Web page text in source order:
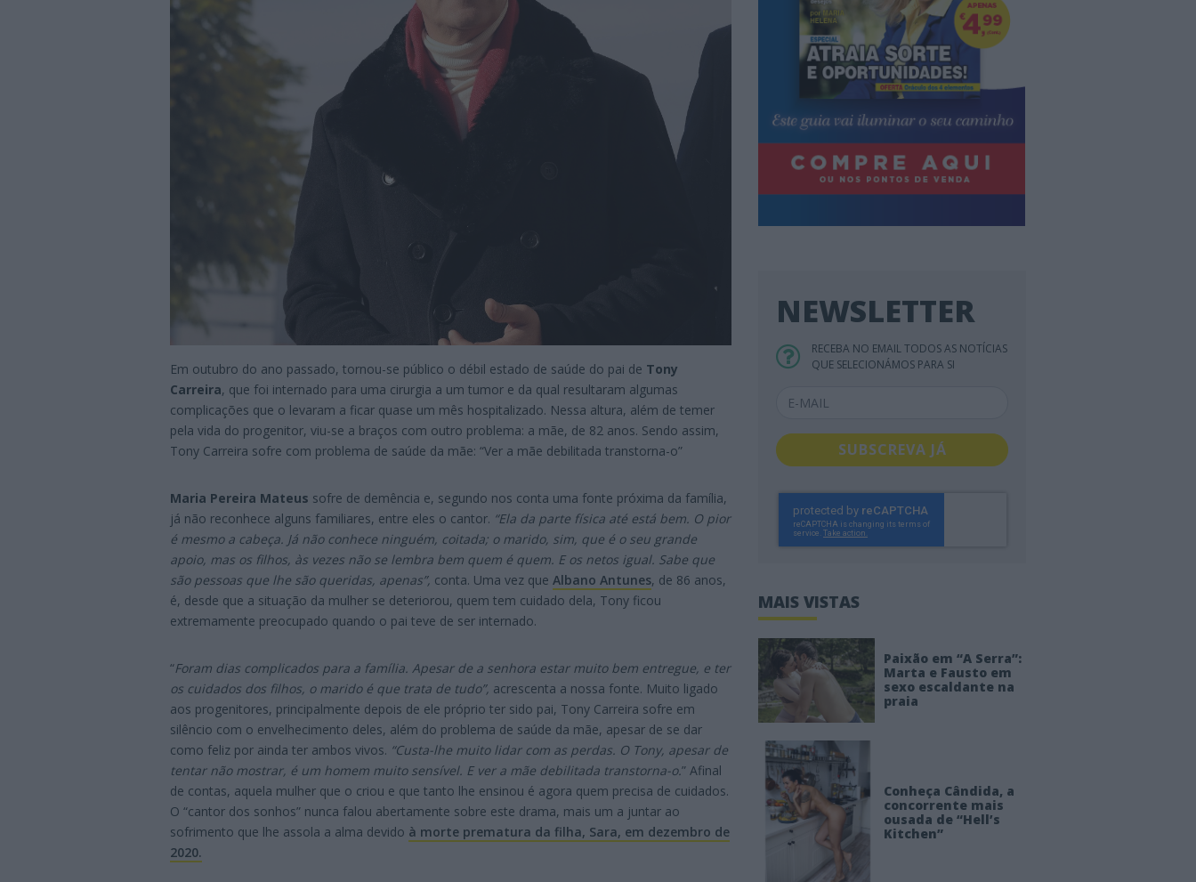
Em outubro do ano passado, tornou-se público o débil estado de saúde do pai de Tony
Carreira, que foi internado para uma cirurgia a um tumor e da qual resultaram algumas
complicações que o levaram a ficar quase um mês hospitalizado. Nessa altura, além de temer
pela vida do progenitor, viu-se a braços com outro problema: a mãe, de 82 anos. Sendo assim,
Tony Carreira sofre com problema de saúde da mãe: “Ver a mãe debilitada transtorna-o”
Maria Pereira Mateus sofre de demência e, segundo nos conta uma fonte próxima da família,
já não reconhece alguns familiares, entre eles o cantor. “Ela da parte física até está bem. O pior
é mesmo a cabeça. Já não conhece ninguém, coitada; o marido, sim, que é o seu grande
apoio, mas os filhos, às vezes não se lembra bem quem é quem. E os netos igual. Sabe que
são pessoas que lhe são queridas, apenas”, conta. Uma vez que Albano Antunes, de 86 anos,
é, desde que a situação da mulher se deteriorou, quem tem cuidado dela, Tony ficou
extremamente preocupado quando o pai teve de ser internado.
“Foram dias complicados para a família. Apesar de a senhora estar muito bem entregue, e ter
os cuidados dos filhos, o marido é que trata de tudo”, acrescenta a nossa fonte. Muito ligado
aos progenitores, principalmente depois de ele próprio ter sido pai, Tony Carreira sofre em
silêncio com o envelhecimento deles, além do problema de saúde da mãe, apesar de se dar
como feliz por ainda ter ambos vivos. “Custa-lhe muito lidar com as perdas. O Tony, apesar de
tentar não mostrar, é um homem muito sensível. E ver a mãe debilitada transtorna-o.” Afinal
de contas, aquela mulher que o criou e que tanto lhe ensinou é agora quem precisa de cuidados.
O “cantor dos sonhos” nunca falou abertamente sobre este drama, mais um a juntar ao
sofrimento que lhe assola a alma devido à morte prematura da filha, Sara, em dezembro de
2020.
NEWSLETTER
RECEBA NO EMAIL TODOS AS NOTÍCIAS
QUE SELECIONÁMOS PARA SI
SUBSCREVA JÁ
MAIS VISTAS
Paixão em “A Serra”:
Marta e Fausto em
sexo escaldante na
praia
Conheça Cândida, a
concorrente mais
ousada de “Hell’s
Kitchen”